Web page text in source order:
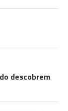
descobrem